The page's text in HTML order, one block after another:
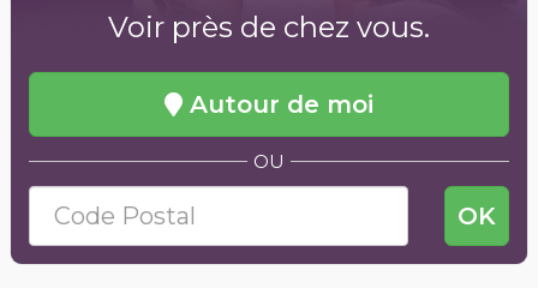
Voir près de chez vous.
Autour de moi
OU
OK